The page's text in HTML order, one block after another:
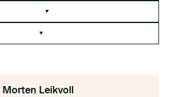
Morten Leikvoll